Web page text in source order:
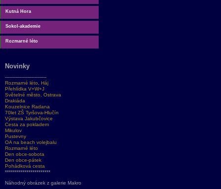
Kutná Hora
Sokol-akademie
Rozmarné léto
Novinky
----------------------------
Rozmarné léto, Háj
Přehlídka V+W+J
Světelné město, Ostrava
Drakiáda
Kouzelnice Radana
70let ZŠ Tyršova-Hlučín
Výstava Jakubčovice
Cesta za pokladem
Mikulov
Pustevny
OA na beach volejbalu
Rozmarné léto
Den obce-sobota
Den obce-pátek
Pohádková cesta
***********************
Náhodný obrázek z galerie Makro